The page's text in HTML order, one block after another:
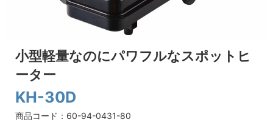
小型軽量なのにパワフルなスポットヒ
ーター
KH-30D
商品コード：60-94-0431-80